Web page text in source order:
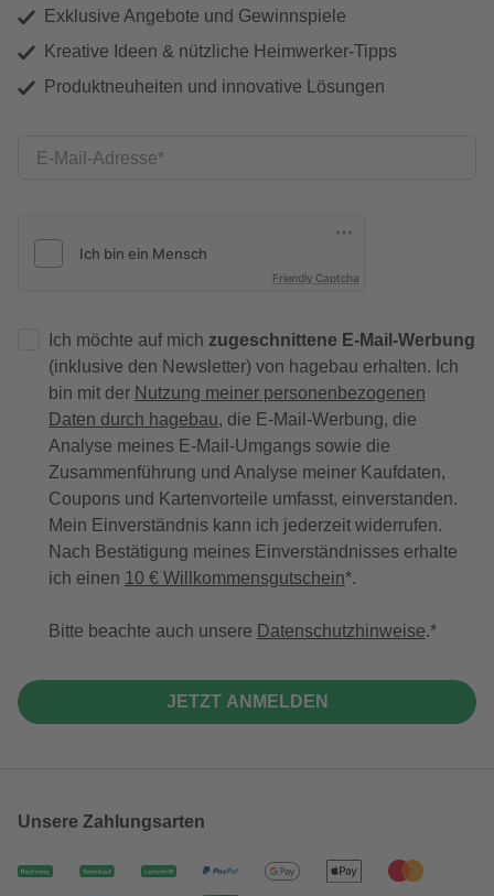
Exklusive Angebote und Gewinnspiele
Kreative Ideen & nützliche Heimwerker-Tipps
Produktneuheiten und innovative Lösungen
E-Mail-Adresse
Friendly Captcha
Ich möchte auf mich zugeschnittene E-Mail-Werbung
(inklusive den Newsletter) von hagebau erhalten. Ich
bin mit der Nutzung meiner personenbezogenen
Daten durch hagebau, die E-Mail-Werbung, die
Analyse meines E-Mail-Umgangs sowie die
Zusammenführung und Analyse meiner Kaufdaten,
Coupons und Kartenvorteile umfasst, einverstanden.
Mein Einverständnis kann ich jederzeit widerrufen.
Nach Bestätigung meines Einverständnisses erhalte
ich einen 10 € Willkommensgutschein*.
Bitte beachte auch unsere Datenschutzhinweise.
JETZT ANMELDEN
Unsere Zahlungsarten